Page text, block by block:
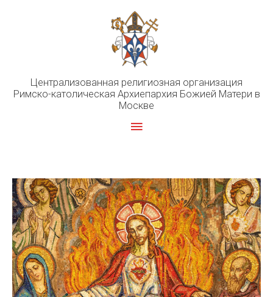
Централизованная религиозная организация
Римско-католическая Архиепархия Божией Матери в
Москве
Главное